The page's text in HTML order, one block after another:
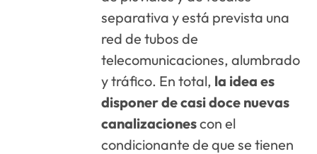
separativa y está prevista una
red de tubos de
telecomunicaciones, alumbrado
y tráfico. En total, la idea es
disponer de casi doce nuevas
canalizacionescon el
condicionante de que se tienen